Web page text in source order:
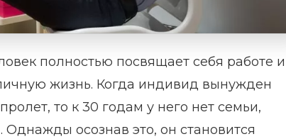
полностью посвящает себя работе
жизнь. Когда индивид вынужден
то к 30 годам у него нет семьи,
осознав это, он становится